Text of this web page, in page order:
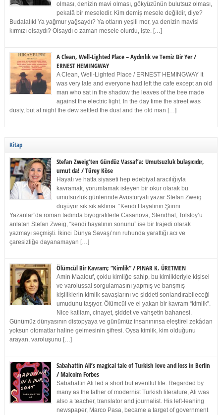
olması, denizin mavi olması, gökyüzünün bulutsuz olması,
pekalâ bir meseledir. Kim demiş mesele değildir, diye?
Budalalık! Ya yağmur yağsaydı? Ya otların yeşili mor, ya denizin mavisi
kırmızı olsaydı? Olsaydı o zaman mesele olurdu, işte. […]
A Clean, Well-Lighted Place – Aydınlık ve Temiz Bir Yer /
ERNEST HEMINGWAY
A Clean, Well-Lighted Place / ERNEST HEMINGWAY It
was very late and everyone had left the cafe except an old
man who sat in the shadow the leaves of the tree made
against the electric light. In the day time the street was
dusty, but at night the dew settled the dust and the old man […]
Kitap
Stefan Zweig’ten Gündüz Vassaf’a: Umutsuzluk bulaşıcıdır,
umut da! / Türey Köse
Hayatı ve hatta siyaseti hep edebiyat aracılığıyla
kavramak, yorumlamak isteyen bir okur olarak bu
umutsuzluk günlerinde Avusturyalı yazar Stefan Zweig
düşüyor sık sık aklıma. “Kendi Hayatının Şiirini
Yazanlar”da roman tadında biyografilerle Casanova, Stendhal, Tolstoy’u
anlatan Stefan Zweig, “kendi hayatının sonunu” ise bir trajedi olarak
yazmayı seçmişti. İkinci Dünya Savaşı’nın ruhunda yarattığı acı ve
çaresizliğe dayanamayan […]
Ölümcül Bir Kavram; “Kimlik” / PINAR K. ÜRETMEN
Amin Maalouf, çoklu kimliğe sahip, bu kimlikleriyle kişisel
ve varoluşsal sorgulamasını yapmış ve barışmış
kişiliklerin kimlik savaşlarını ve şiddeti sonlandırabileceği
umudunu taşıyor. Ölümcül ve el yakan bir kavram “kimlik”.
Nice katliam, cinayet, şiddet ve vahşetin bahanesi.
Günümüz dünyasının distopyaya ve günümüz insanınınsa eleştirel zekâdan
yoksun otomatlar haline gelmesinin şifresi. Oysa kimlik, kim olduğunu
arayan, varoluşunu […]
Sabahattin Ali’s magical tale of Turkish love and loss in Berlin
/ Malcolm Forbes
Sabahattin Ali led a short but eventful life. Regarded by
many as the father of modernist Turkish literature, Ali was
also a teacher, translator and journalist. His left-leaning
newspaper, Marco Pasa, became a target of government